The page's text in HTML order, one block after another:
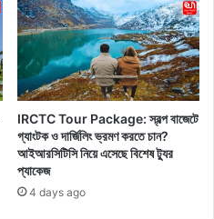
IRCTC Tour Package: স্বল্প বাজেটে
গ্যাংটক ও দার্জিলিং ভ্রমণ করতে চান?
আইআরসিটিসি নিয়ে এসেছে বিশেষ ট্যুর
প্যাকেজ
4 days ago